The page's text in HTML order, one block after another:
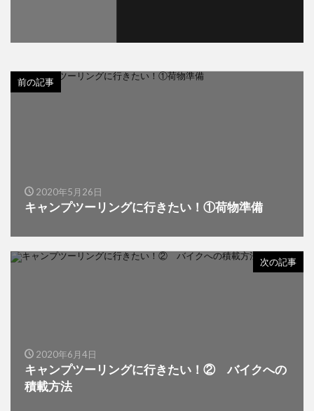
前の記事
2020年5月26日
キャンプツーリングに行きたい！①荷物準備
次の記事
2020年6月4日
キャンプツーリングに行きたい！② バイクへの
積載方法